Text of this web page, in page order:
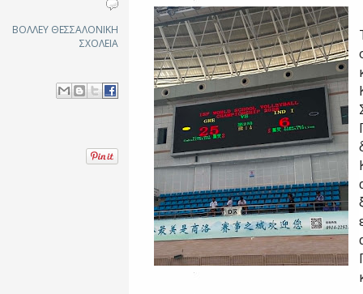
ΒΟΛΛΕΥ ΘΕΣΣΑΛΟΝΙΚΗ
ΣΧΟΛΕΙΑ